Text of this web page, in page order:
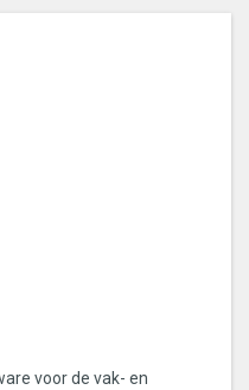
voor de vak- en